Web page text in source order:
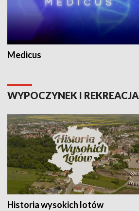
Medicus
WYPOCZYNEK I REKREACJA
Historia wysokich lotów